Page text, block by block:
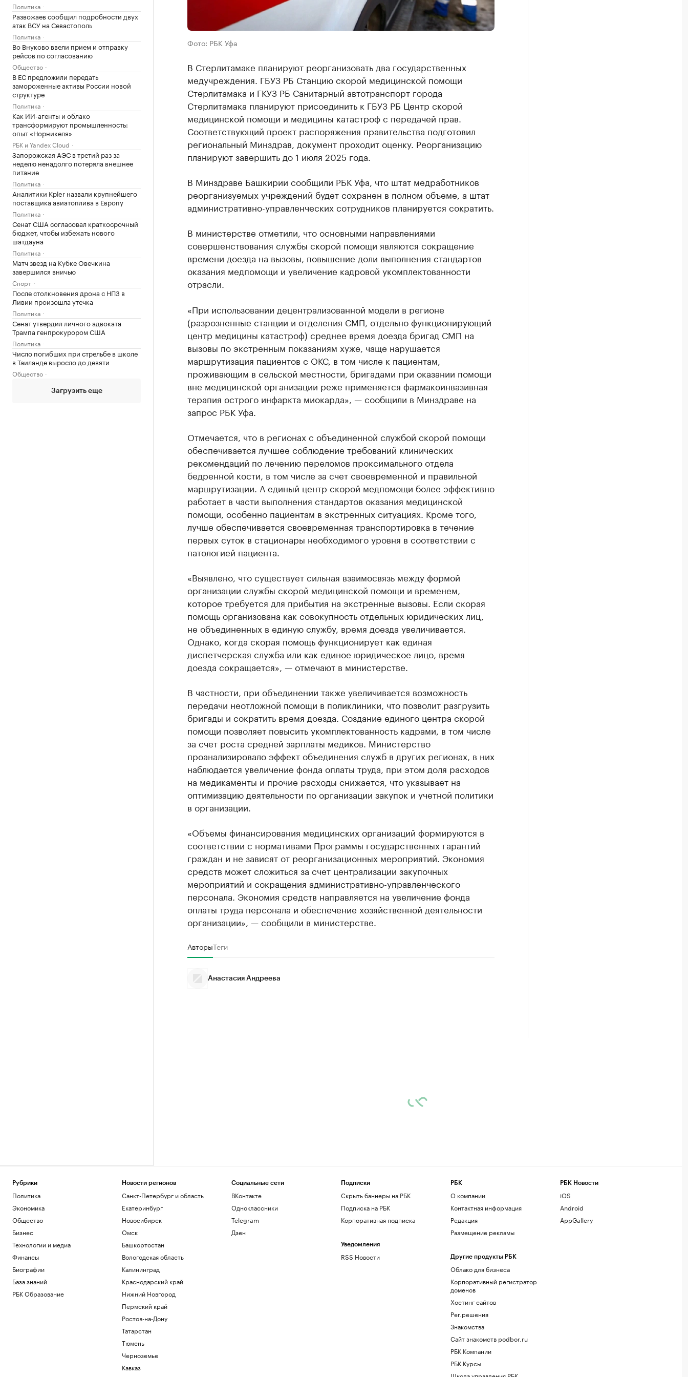
Политика
Развожаев сообщил подробности двух
атак ВСУ на Севастополь
Политика
Во Внуково ввели прием и отправку
рейсов по согласованию
Общество
В ЕС предложили передать
замороженные активы России новой
структуре
Политика
Как ИИ-агенты и облако
трансформируют промышленность:
опыт «Норникеля»
РБК и Yandex Cloud
Запорожская АЭС в третий раз за
неделю ненадолго потеряла внешнее
питание
Политика
Аналитики Kpler назвали крупнейшего
поставщика авиатоплива в Европу
Политика
Сенат США согласовал краткосрочный
бюджет, чтобы избежать нового
шатдауна
Политика
Матч звезд на Кубке Овечкина
завершился вничью
Спорт
После столкновения дрона с НПЗ в
Ливии произошла утечка
Политика
Сенат утвердил личного адвоката
Трампа генпрокурором США
Политика
Число погибших при стрельбе в школе
в Таиланде выросло до девяти
Общество
Загрузить еще
Фото: РБК Уфа
В Стерлитамаке планируют реорганизовать два государственных
медучреждения. ГБУЗ РБ Станцию скорой медицинской помощи
Стерлитамака и ГКУЗ РБ Санитарный автотранспорт города
Стерлитамака планируют присоединить к ГБУЗ РБ Центр скорой
медицинской помощи и медицины катастроф с передачей прав.
Соответствующий проект распоряжения правительства подготовил
региональный Минздрав, документ проходит оценку. Реорганизацию
планируют завершить до 1 июля 2025 года.
В Минздраве Башкирии сообщили РБК Уфа, что штат медработников
реорганизуемых учреждений будет сохранен в полном объеме, а штат
административно-управленческих сотрудников планируется сократить.
В министерстве отметили, что основными направлениями
совершенствования службы скорой помощи являются сокращение
времени доезда на вызовы, повышение доли выполнения стандартов
оказания медпомощи и увеличение кадровой укомплектованности
отрасли.
«При использовании децентрализованной модели в регионе
(разрозненные станции и отделения СМП, отдельно функционирующий
центр медицины катастроф) среднее время доезда бригад СМП на
вызовы по экстренным показаниям хуже, чаще нарушается
маршрутизация пациентов с ОКС, в том числе к пациентам,
проживающим в сельской местности, бригадами при оказании помощи
вне медицинской организации реже применяется фармакоинвазивная
терапия острого инфаркта миокарда», — сообщили в Минздраве на
запрос РБК Уфа.
Отмечается, что в регионах с объединенной службой скорой помощи
обеспечивается лучшее соблюдение требований клинических
рекомендаций по лечению переломов проксимального отдела
бедренной кости, в том числе за счет своевременной и правильной
маршрутизации. А единый центр скорой медпомощи более эффективно
работает в части выполнения стандартов оказания медицинской
помощи, особенно пациентам в экстренных ситуациях. Кроме того,
лучше обеспечивается своевременная транспортировка в течение
первых суток в стационары необходимого уровня в соответствии с
патологией пациента.
«Выявлено, что существует сильная взаимосвязь между формой
организации службы скорой медицинской помощи и временем,
которое требуется для прибытия на экстренные вызовы. Если скорая
помощь организована как совокупность отдельных юридических лиц,
не объединенных в единую службу, время доезда увеличивается.
Однако, когда скорая помощь функционирует как единая
диспетчерская служба или как единое юридическое лицо, время
доезда сокращается», — отмечают в министерстве.
В частности, при объединении также увеличивается возможность
передачи неотложной помощи в поликлиники, что позволит разгрузить
бригады и сократить время доезда. Создание единого центра скорой
помощи позволяет повысить укомплектованность кадрами, в том числе
за счет роста средней зарплаты медиков. Министерство
проанализировало эффект объединения служб в других регионах, в них
наблюдается увеличение фонда оплаты труда, при этом доля расходов
на медикаменты и прочие расходы снижается, что указывает на
оптимизацию деятельности по организации закупок и учетной политики
в организации.
«Объемы финансирования медицинских организаций формируются в
соответствии с нормативами Программы государственных гарантий
граждан и не зависят от реорганизационных мероприятий. Экономия
средств может сложиться за счет централизации закупочных
мероприятий и сокращения административно-управленческого
персонала. Экономия средств направляется на увеличение фонда
оплаты труда персонала и обеспечение хозяйственной деятельности
организации», — сообщили в министерстве.
АвторыТеги
Анастасия Андреева
Рубрики
Политика
Экономика
Общество
Бизнес
Технологии и медиа
Финансы
Биографии
База знаний
РБК Образование
Новости регионов
Санкт-Петербург и область
Екатеринбург
Новосибирск
Омск
Башкортостан
Вологодская область
Калининград
Краснодарский край
Нижний Новгород
Пермский край
Ростов-на-Дону
Татарстан
Тюмень
Черноземье
Кавказ
Социальные сети
ВКонтакте
Одноклассники
Telegram
Дзен
Подписки
Скрыть баннеры на РБК
Подписка на РБК
Корпоративная подписка
Уведомления
RSS Новости
РБК
О компании
Контактная информация
Редакция
Размещение рекламы
Другие продукты РБК
Облако для бизнеса
Корпоративный регистратор
доменов
Хостинг сайтов
Рег.решения
Знакомства
Сайт знакомств podbor.ru
РБК Компании
РБК Курсы
РБК Новости
iOS
Android
AppGallery